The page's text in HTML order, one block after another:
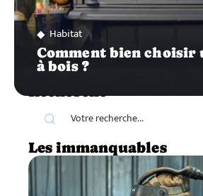
Habitat
Comment bien choisir
à bois ?
Recherche
Les immanquables